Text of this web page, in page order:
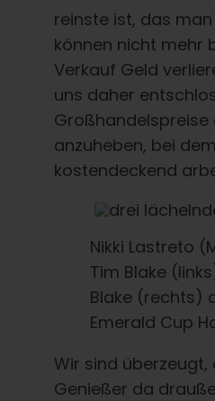
reinste ist, das
können nicht mehr
Verkauf Geld
uns daher
Großhandelspreise
anzuheben, bei
kostendeckend
Nikki Lastreto
Tim Blake
Blake (rechts)
Emerald Cup
Wir sind überzeugt,
Genießer da